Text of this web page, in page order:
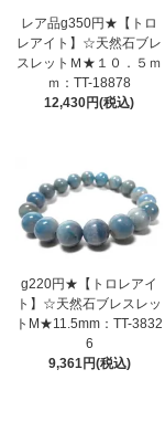
レア品g350円★【トロ
レアイト】☆天然石ブレ
スレットＭ★１０．５ｍ
ｍ：TT-18878
12,430円(税込)
g220円★【トロレアイ
ト】☆天然石ブレスレッ
トM★11.5mm：TT-3832
6
9,361円(税込)